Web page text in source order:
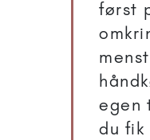
først
egen
du